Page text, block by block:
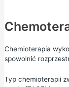
Chemioterapia
spowolnić
Typ chemioterapii